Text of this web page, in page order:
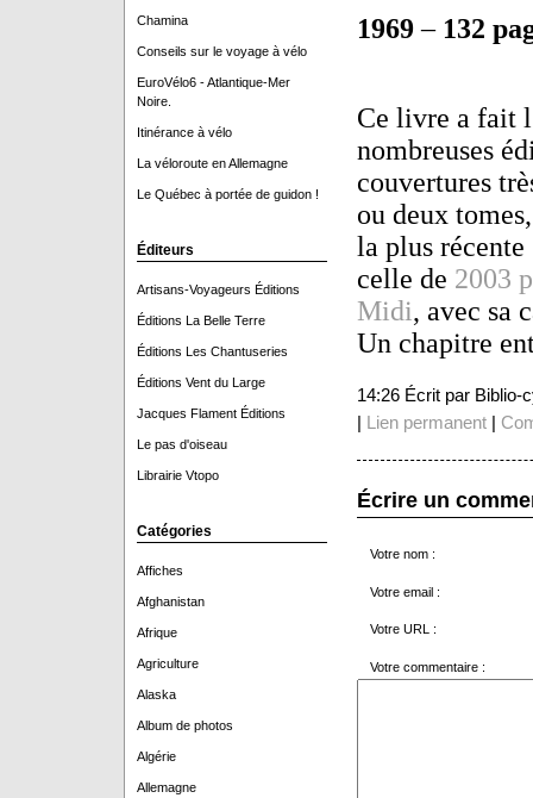
Chamina
Conseils sur le voyage à vélo
EuroVélo6 - Atlantique-Mer
Noire.
Itinérance à vélo
La véloroute en Allemagne
Le Québec à portée de guidon !
Éditeurs
Artisans-Voyageurs Éditions
Éditions La Belle Terre
Éditions Les Chantuseries
Éditions Vent du Large
Jacques Flament Éditions
Le pas d'oiseau
Librairie Vtopo
Catégories
Affiches
Afghanistan
Afrique
Agriculture
Alaska
Album de photos
Algérie
Allemagne
1969– 132
Ce livre a fait
nombreuses
couvertures
ou deux
la plus
celle de 2003
Midi, avec sa
Un chapitre
14:26 Écrit par Biblio-
| Lien permanent|
Écrire un
Votre nom :
Votre email :
Votre URL :
Votre commentaire :